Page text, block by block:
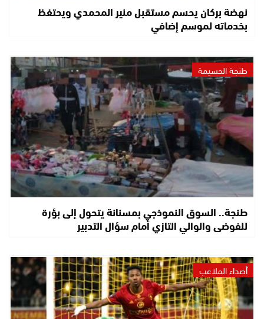
نهضة بركان يحسم مستقبل منير المحمدي ويحتفظ
بخدماته لموسم إضافي
طنجة الحسيمة
طنجة.. السوق النموذجي بمسنانة يتحول إلى بؤرة
للفوضى والوالي التازي أمام سؤال التدبير
أصداء الملاعب